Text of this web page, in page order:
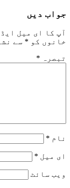
جواب دیں
آپ کا ای میل
خانوں کو * سے
تبصرہ *
نام *
ای میل *
ویب‌ سائٹ